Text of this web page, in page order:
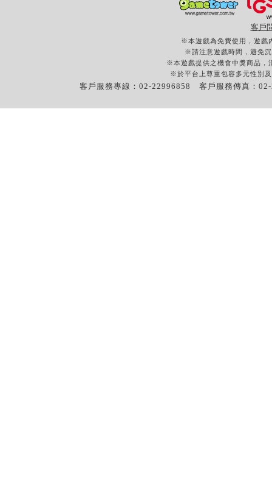
客戶
※本遊戲為免費使用，遊戲
※請注意遊戲時間，避免
※本遊戲提供之機會中獎商品，
※於平台上尊重包容多元性別
客戶服務專線：02-22996858 客戶服務傳真：